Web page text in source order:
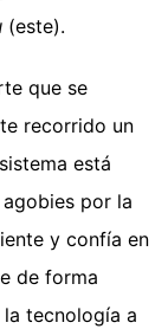
(este).
que se
recorrido un
está
por la
y confía en
de forma
tecnología a